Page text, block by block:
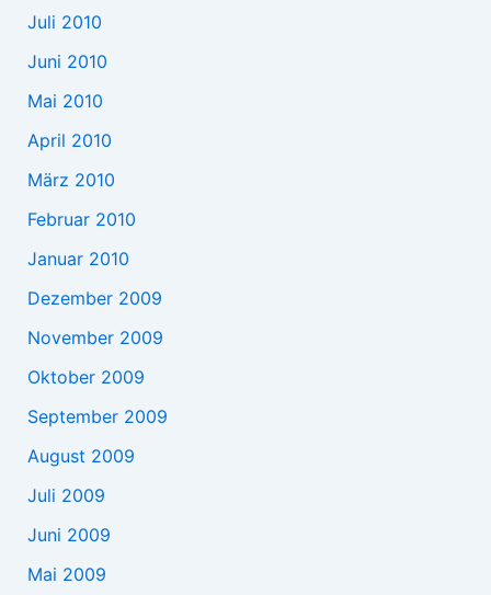
Juli 2010
Juni 2010
Mai 2010
April 2010
März 2010
Februar 2010
Januar 2010
Dezember 2009
November 2009
Oktober 2009
September 2009
August 2009
Juli 2009
Juni 2009
Mai 2009